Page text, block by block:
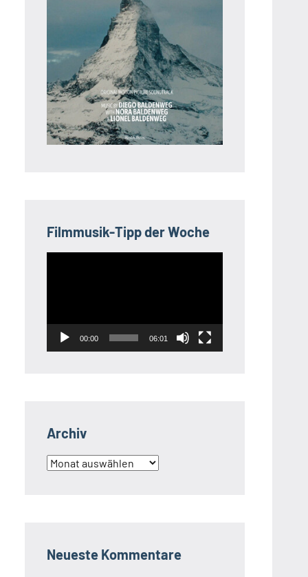
Filmmusik-Tipp der Woche
00:00 06:01
Archiv
Archiv
Neueste Kommentare